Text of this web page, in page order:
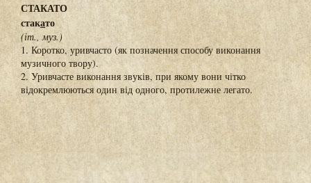
СТАКАТО
стакато
(іт., муз.)
1. Коротко, уривчасто (як позначення способу виконання
музичного твору).
2. Уривчасте виконання звуків, при якому вони чітко
відокремлюються один від одного, протилежне легато.